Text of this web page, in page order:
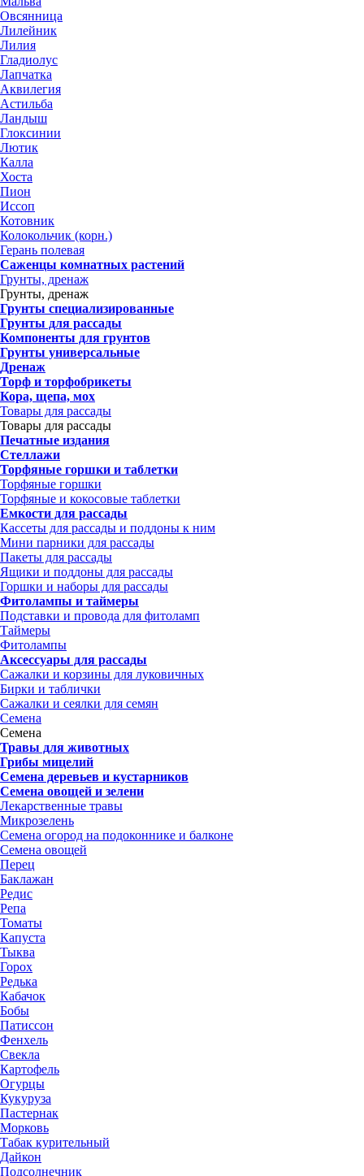
Овсянница
Лилейник
Лилия
Гладиолус
Лапчатка
Аквилегия
Астильба
Ландыш
Глоксинии
Лютик
Калла
Хоста
Пион
Иссоп
Котовник
Колокольчик (корн.)
Герань полевая
Саженцы комнатных растений
Грунты, дренаж
Грунты, дренаж
Грунты специализированные
Грунты для рассады
Компоненты для грунтов
Грунты универсальные
Дренаж
Торф и торфобрикеты
Кора, щепа, мох
Товары для рассады
Товары для рассады
Печатные издания
Стеллажи
Торфяные горшки и таблетки
Торфяные горшки
Торфяные и кокосовые таблетки
Емкости для рассады
Кассеты для рассады и поддоны к ним
Мини парники для рассады
Пакеты для рассады
Ящики и поддоны для рассады
Горшки и наборы для рассады
Фитолампы и таймеры
Подставки и провода для фитоламп
Таймеры
Фитолампы
Аксессуары для рассады
Сажалки и корзины для луковичных
Бирки и таблички
Сажалки и сеялки для семян
Семена
Семена
Травы для животных
Грибы мицелий
Семена деревьев и кустарников
Семена овощей и зелени
Лекарственные травы
Микрозелень
Семена огород на подоконнике и балконе
Семена овощей
Перец
Баклажан
Редис
Репа
Томаты
Капуста
Тыква
Горох
Редька
Кабачок
Бобы
Патиссон
Фенхель
Свекла
Картофель
Огурцы
Кукуруза
Пастернак
Морковь
Табак курительный
Дайкон
Подсолнечник